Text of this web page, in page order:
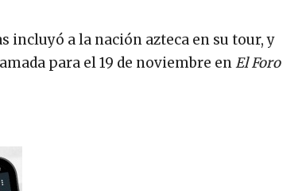
incluyó a la nación azteca en su tour, y
para el 19 de noviembre enEl Foro